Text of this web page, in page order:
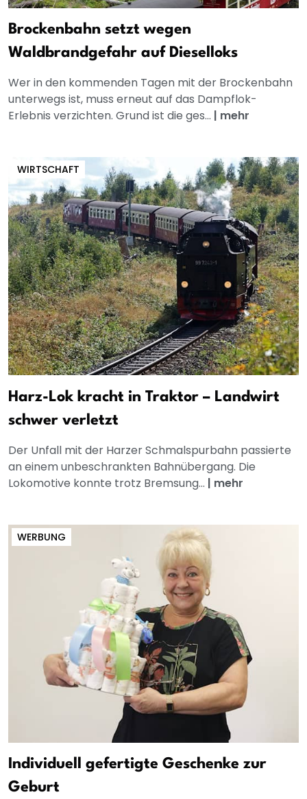
Brockenbahn setzt wegen
Waldbrandgefahr auf Dieselloks
Wer in den kommenden Tagen mit der Brockenbahn
unterwegs ist, muss erneut auf das Dampflok-
Erlebnis verzichten. Grund ist die ges... | mehr
WIRTSCHAFT
Harz-Lok kracht in Traktor – Landwirt
schwer verletzt
Der Unfall mit der Harzer Schmalspurbahn passierte
an einem unbeschrankten Bahnübergang. Die
Lokomotive konnte trotz Bremsung... | mehr
WERBUNG
Individuell gefertigte Geschenke zur
Geburt